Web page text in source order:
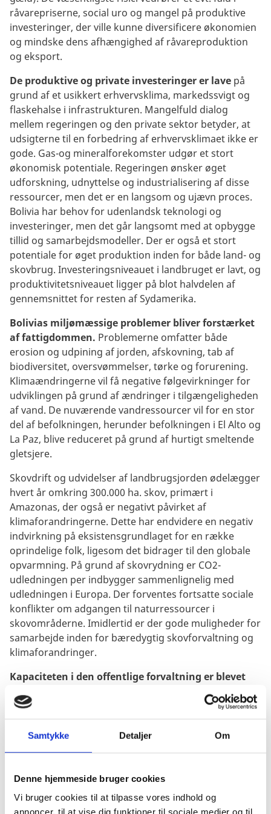
Samtykke Detaljer Om
Denne hjemmeside bruger cookies
Vi bruger cookies til at tilpasse vores indhold og
annoncer, til at vise dig funktioner til sociale medier og til
råvarepriserne, social uro og mangel på produktive
investeringer, der ville kunne diversificere økonomien
og mindske dens afhængighed af råvareproduktion
og eksport.
De produktive og private investeringer er lave på
grund af et usikkert erhvervsklima, markedssvigt og
flaskehalse i infrastrukturen. Mangelfuld dialog
mellem regeringen og den private sektor betyder, at
udsigterne til en forbedring af erhvervsklimaet ikke er
gode. Gas-og mineralforekomster udgør et stort
økonomisk potentiale. Regeringen ønsker øget
udforskning, udnyttelse og industrialisering af disse
ressourcer, men det er en langsom og ujævn proces.
Bolivia har behov for udenlandsk teknologi og
investeringer, men det går langsomt med at opbygge
tillid og samarbejdsmodeller. Der er også et stort
potentiale for øget produktion inden for både land- og
skovbrug. Investeringsniveauet i landbruget er lavt, og
produktivitetsniveauet ligger på blot halvdelen af
gennemsnittet for resten af Sydamerika.
Bolivias miljømæssige problemer bliver forstærket
af fattigdommen. Problemerne omfatter både
erosion og udpining af jorden, afskovning, tab af
biodiversitet, oversvømmelser, tørke og forurening.
Klimaændringerne vil få negative følgevirkninger for
udviklingen på grund af ændringer i tilgængeligheden
af vand. De nuværende vandressourcer vil for en stor
del af befolkningen, herunder befolkningen i El Alto og
La Paz, blive reduceret på grund af hurtigt smeltende
gletsjere.
Skovdrift og udvidelser af landbrugsjorden ødelægger
hvert år omkring 300.000 ha. skov, primært i
Amazonas, der også er negativt påvirket af
klimaforandringerne. Dette har endvidere en negativ
indvirkning på eksistensgrundlaget for en række
oprindelige folk, ligesom det bidrager til den globale
opvarmning. På grund af skovrydning er CO2-
udledningen per indbygger sammenlignelig med
udledningen i Europa. Der forventes fortsatte sociale
konflikter om adgangen til naturressourcer i
skovområderne. Imidlertid er der gode muligheder for
samarbejde inden for bæredygtig skovforvaltning og
klimaforandringer.
Kapaciteten i den offentlige forvaltning er blevet
af hyppige personaleudskiftninger og
rekruttering af dårligt kvalificeret personale. Politisk
tilhørsforhold – hvilket sidestilles med at kunne stole
på sine ansatte – er stadig vigtigere for rekruttering af
nyt personale end kvalifikationer og erfaring. En
forvaltningen er, at MAS ikke har så mange
kvalificerede personer i deres rækker som tidligere
regeringer, der især repræsenterede eliten. Desuden